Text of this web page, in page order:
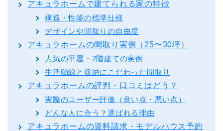
アキュラホームで建てられる家の特徴
構造・性能の標準仕様
デザインや間取りの自由度
アキュラホームの間取り実例（25〜30坪）
人気の平屋・2階建ての実例
生活動線と収納にこだわった間取り
アキュラホームの評判・口コミはどう？
実際のユーザー評価（良い点・悪い点）
どんな人に合う？選ばれる理由
アキュラホームの資料請求・モデルハウス予約